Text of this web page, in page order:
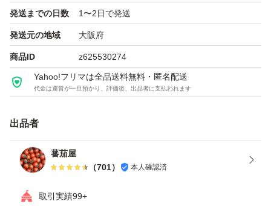
発送までの日数 1〜2日で発送
発送元の地域 大阪府
商品ID z625530274
Yahoo!フリマは全品送料無料・匿名配送
代金は運営が一旦預かり、評価後、出品者に支払われます
出品者
蕃茄屋
（701） 本人確認済
取引実績99+